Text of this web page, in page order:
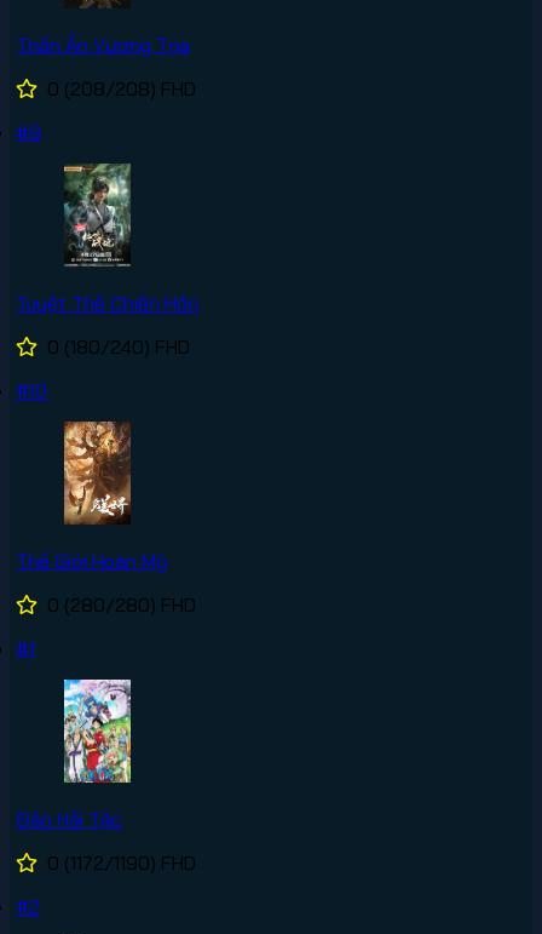
Thần Ấn Vương Tọa
0 (208/208) FHD
#9
Tuyệt Thế Chiến Hồn
0 (180/240) FHD
#10
Thế Giới Hoàn Mỹ
0 (280/280) FHD
#1
Đảo Hải Tặc
0 (1172/1190) FHD
#2